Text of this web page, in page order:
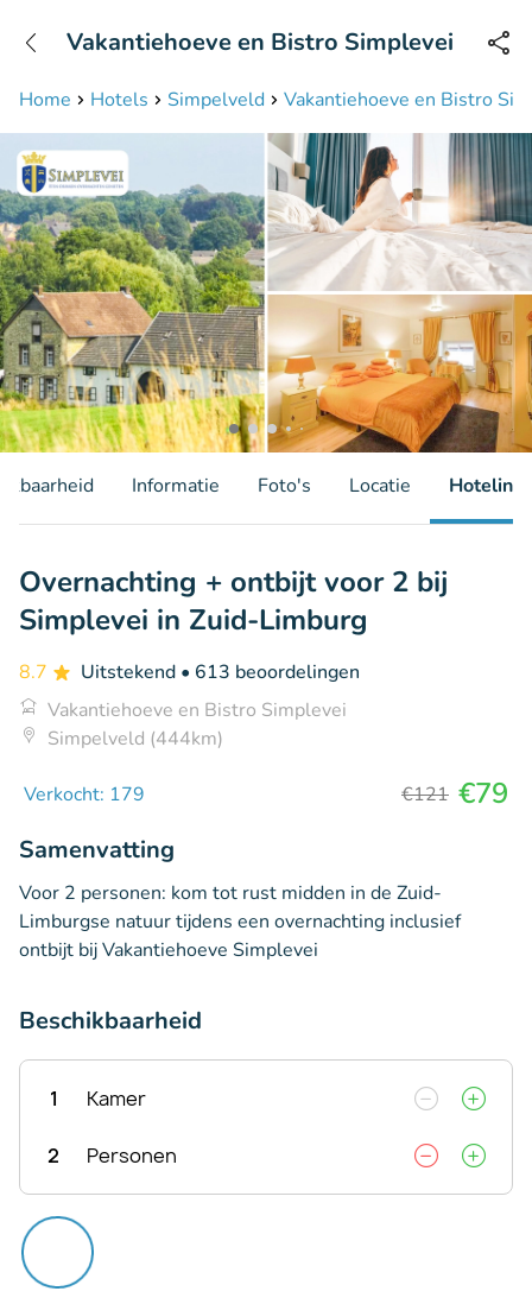
Bereikbaar tot 23:00 uur
Home Hotels Simpelveld Vakantiehoeve en Bistro
Vakantiehoeve en Bistro Simplevei
Informatie Foto's Locatie Hotelinfo
Overnachting + ontbijt voor 2 bij
Simplevei in Zuid-Limburg
8.7 Uitstekend • 613 beoordelingen
Vakantiehoeve en Bistro Simplevei
Simpelveld (444km)
Verkocht: 179 €121 €79
Samenvatting
Voor 2 personen: kom tot rust midden in de Zuid-
Limburgse natuur tijdens een overnachting inclusief
ontbijt bij Vakantiehoeve Simplevei
Beschikbaarheid
1 Kamer
2 Personen